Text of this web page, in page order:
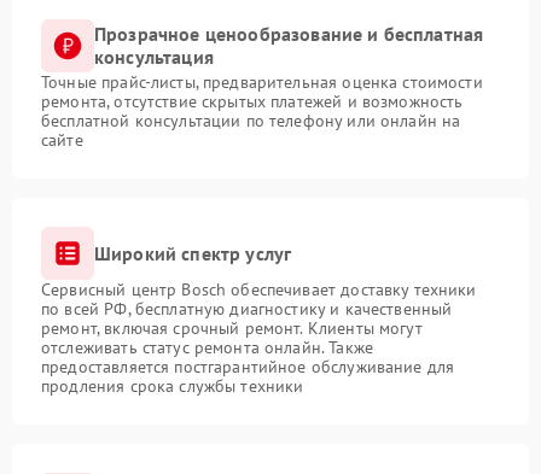
Прозрачное ценообразование и бесплатная
консультация
Точные прайс-листы, предварительная оценка стоимости
ремонта, отсутствие скрытых платежей и возможность
бесплатной консультации по телефону или онлайн на
сайте
Широкий спектр услуг
Сервисный центр Bosch обеспечивает доставку техники
по всей РФ, бесплатную диагностику и качественный
ремонт, включая срочный ремонт. Клиенты могут
отслеживать статус ремонта онлайн. Также
предоставляется постгарантийное обслуживание для
продления срока службы техники